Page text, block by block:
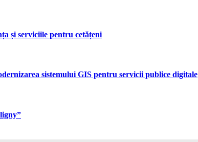
și serviciile pentru cetățeni
sistemului GIS pentru servicii publice digitale